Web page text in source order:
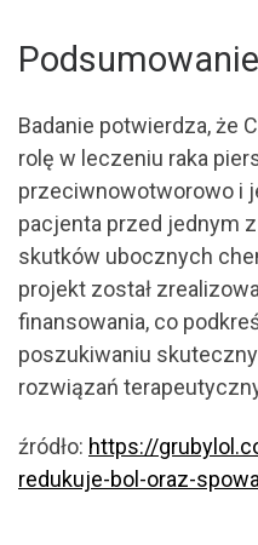
Podsumowanie
Badanie potwierdza, że
rolę w leczeniu raka
przeciwnowotworowo i
pacjenta przed jednym
skutków ubocznych
projekt został
finansowania, co
poszukiwaniu
rozwiązań
źródło: https://
redukuje-bol-oraz-